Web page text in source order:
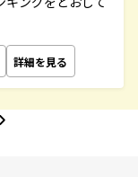
詳細を見る